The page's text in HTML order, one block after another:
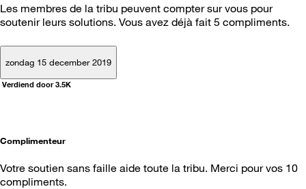
Les membres de la tribu peuvent compter sur vous pour
soutenir leurs solutions. Vous avez déjà fait 5 compliments.
zondag 15 december 2019
Verdiend door 3.5K
Complimenteur
Votre soutien sans faille aide toute la tribu. Merci pour vos 10
compliments.